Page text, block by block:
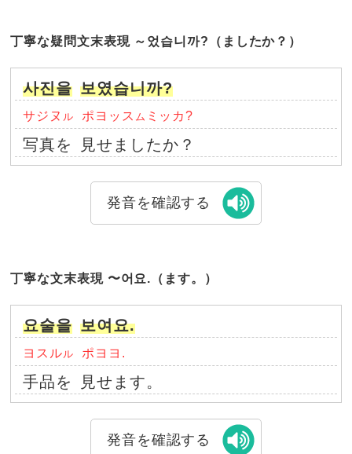
丁寧な疑問文末表現 ～었습니까?（ましたか？）
사진을 보였습니까?
サジヌ ル ポヨッス ム ミッカ?
写真を 見せましたか？
発音を確認する
丁寧な文末表現 〜어요.（ます。）
요술을 보여요.
ヨスルル ポヨヨ.
手品を 見せます。
発音を確認する